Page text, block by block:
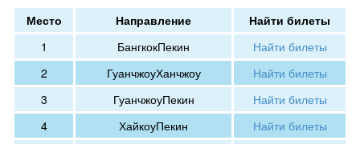
Место Направление
Найти билеты
1
БангкокПекин
Найти билеты
2
ГуанчжоуХанчжоу
Найти билеты
3
ГуанчжоуПекин
Найти билеты
4
ХайкоуПекин Найти билеты